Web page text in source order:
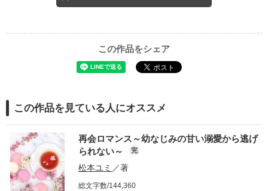
この作品をシェア
この作品を見ている人にオススメ
再会ロマンス～幼なじみの甘い溺愛から逃げ
られない～
完
松本ユミ ／著
総文字数/144,360